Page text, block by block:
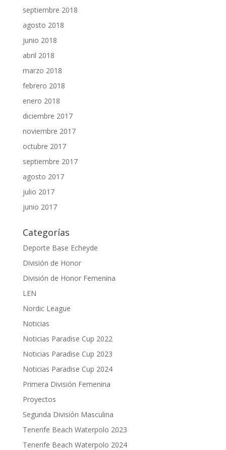
septiembre 2018
agosto 2018
junio 2018
abril 2018
marzo 2018
febrero 2018
enero 2018
diciembre 2017
noviembre 2017
octubre 2017
septiembre 2017
agosto 2017
julio 2017
junio 2017
Categorías
Deporte Base Echeyde
División de Honor
División de Honor Femenina
LEN
Nordic League
Noticias
Noticias Paradise Cup 2022
Noticias Paradise Cup 2023
Noticias Paradise Cup 2024
Primera División Femenina
Proyectos
Segunda División Masculina
Tenerife Beach Waterpolo 2023
Tenerife Beach Waterpolo 2024